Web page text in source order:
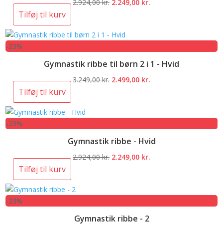
2.924,00kr.
var:
2.249,00 kr.
Tilføj til kurv
-23%
Gymnastik ribbe til børn 2 i 1 - Hvid
3.249,00kr. Den
2.499,00 kr.
Tilføj til kurv
-23%
Gymnastik ribbe - Hvid
2.924,00kr. Den
2.249,00 kr.
Tilføj til kurv
-23%
Gymnastik ribbe - 2